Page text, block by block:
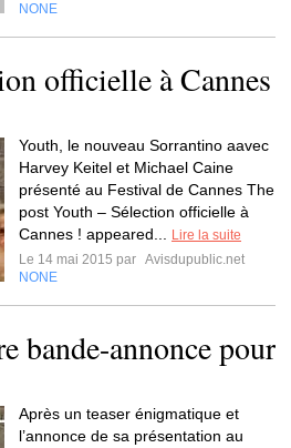
NONE
officielle à Cannes
Youth, le nouveau Sorrantino aavec
Harvey Keitel et Michael Caine
présenté au Festival de Cannes The
post Youth – Sélection officielle à
Cannes ! appeared...
Lire la suite
Le 14 mai 2015 par Avisdupublic.net
NONE
bande-annonce pour
Après un teaser énigmatique et
l’annonce de sa présentation au